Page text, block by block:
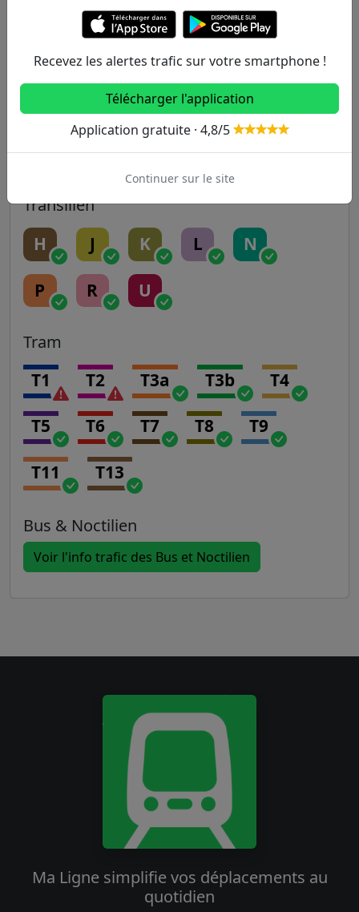
10 11 12 13
14
RER
A B C D E
Transilien
H J K L N
P R U
Tram
T1 T2 T3a T3b T4
T5 T6 T7 T8 T9
T11 T13
Bus & Noctilien
Voir l'info trafic des Bus et Noctilien
Ma Ligne simplifie vos déplacements au
quotidien
Recevez les alertes trafic sur votre smartphone !
Télécharger l'application
Application gratuite · 4,8/5
Continuer sur le site